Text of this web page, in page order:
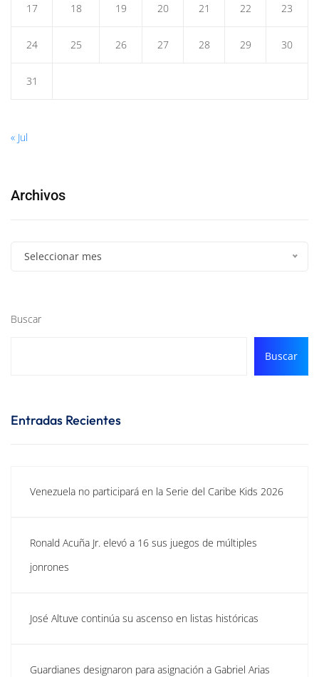
17 18 19 20 21 22 23
24 25 26 27 28 29 30
31
« Jul
Archivos
Seleccionar mes
Buscar
Buscar
Entradas Recientes
Venezuela no participará en la Serie del Caribe Kids 2026
Ronald Acuña Jr. elevó a 16 sus juegos de múltiples
jonrones
José Altuve continúa su ascenso en listas históricas
Guardianes designaron para asignación a Gabriel Arias